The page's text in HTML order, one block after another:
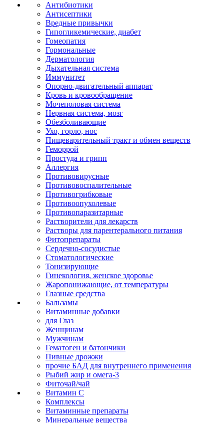
Антибиотики
Антисептики
Вредные привычки
Гипогликемические, диабет
Гомеопатия
Гормональные
Дерматология
Дыхательная система
Иммунитет
Опорно-двигательный аппарат
Кровь и кровообращение
Мочеполовая система
Нервная система, мозг
Обезболивающие
Ухо, горло, нос
Пищеварительный тракт и обмен веществ
Геморрой
Простуда и грипп
Аллергия
Противовирусные
Противовоспалительные
Противогрибковые
Противоопухолевые
Противопаразитарные
Растворители для лекарств
Растворы для парентерального питания
Фитопрепараты
Сердечно-сосудистые
Стоматологические
Тонизирующие
Гинекология, женское здоровье
Жаропонижающие, от температуры
Глазные средства
Бальзамы
Витаминные добавки
для Глаз
Женщинам
Мужчинам
Гематоген и батончики
Пивные дрожжи
прочие БАД для внутреннего применения
Рыбий жир и омега-3
Фиточай/чай
Витамин С
Комплексы
Витаминные препараты
Минеральные вещества